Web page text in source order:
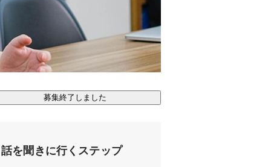
募集終了しました
話を聞きに行くステップ